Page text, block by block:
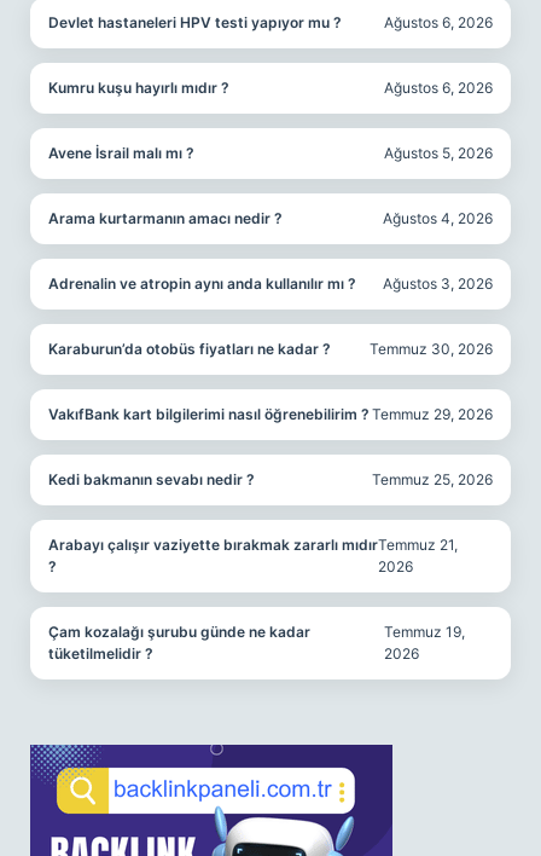
Devlet hastaneleri HPV testi yapıyor mu ? Ağustos 6, 2026
Kumru kuşu hayırlı mıdır ? Ağustos 6, 2026
Avene İsrail malı mı ? Ağustos 5, 2026
Arama kurtarmanın amacı nedir ? Ağustos 4, 2026
Adrenalin ve atropin aynı anda kullanılır mı ? Ağustos 3, 2026
Karaburun’da otobüs fiyatları ne kadar ? Temmuz 30, 2026
VakıfBank kart bilgilerimi nasıl öğrenebilirim ? Temmuz 29, 2026
Kedi bakmanın sevabı nedir ? Temmuz 25, 2026
Arabayı çalışır vaziyette bırakmak zararlı mıdır
?
Temmuz 21,
2026
Çam kozalağı şurubu günde ne kadar
tüketilmelidir ?
Temmuz 19,
2026